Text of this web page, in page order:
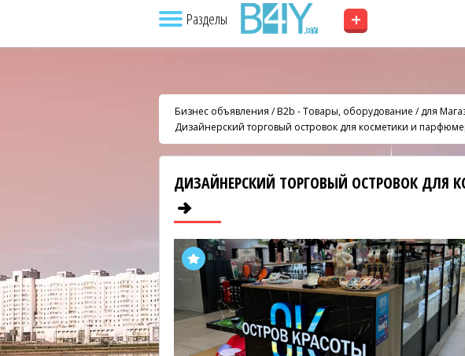
Разделы +
Бизнес объявления /B2b - Товары, оборудование /для
Дизайнерский торговый островок для косметики и
ДИЗАЙНЕРСКИЙ ТОРГОВЫЙ ОСТРОВОК ДЛЯ